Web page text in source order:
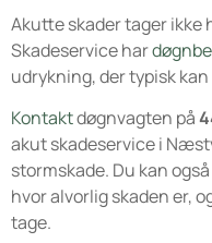
Akutte skader tager ikke
Skadeservice har
udrykning, der typisk
Kontaktdøgnvagten på
akut skadeservice i
stormskade. Du kan
hvor alvorlig skaden er,
tage.